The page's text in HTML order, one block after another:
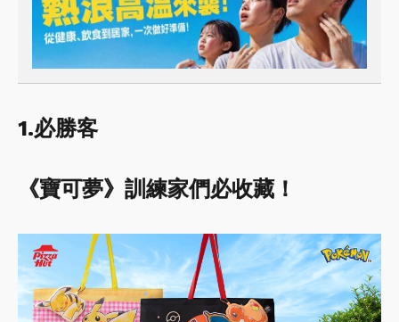
1.必勝客
《寶可夢》訓練家們必收藏！